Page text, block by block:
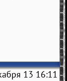
13 16:11